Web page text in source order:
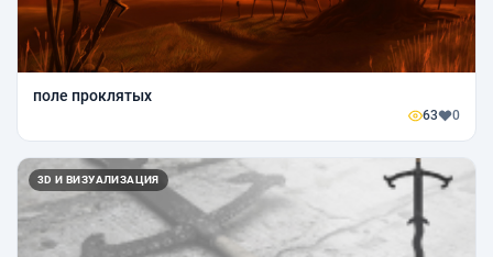
поле проклятых
63 0
3D И ВИЗУАЛИЗАЦИЯ